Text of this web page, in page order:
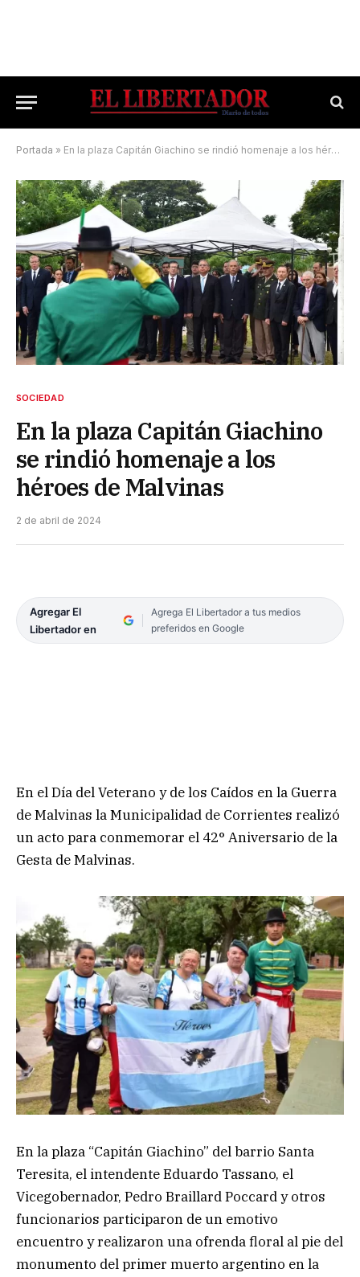
Portada » En la plaza Capitán Giachino se rindió homenaje a los héroes de Malvinas
SOCIEDAD
En la plaza Capitán Giachino
se rindió homenaje a los
héroes de Malvinas
2 de abril de 2024
Agregar El
Libertador en
Agrega El Libertador a tus medios
preferidos en Google
En el Día del Veterano y de los Caídos en la Guerra
de Malvinas la Municipalidad de Corrientes realizó
un acto para conmemorar el 42° Aniversario de la
Gesta de Malvinas.
En la plaza “Capitán Giachino” del barrio Santa
Teresita, el intendente Eduardo Tassano, el
Vicegobernador, Pedro Braillard Poccard y otros
funcionarios participaron de un emotivo
encuentro y realizaron una ofrenda floral al pie del
monumento del primer muerto argentino en la